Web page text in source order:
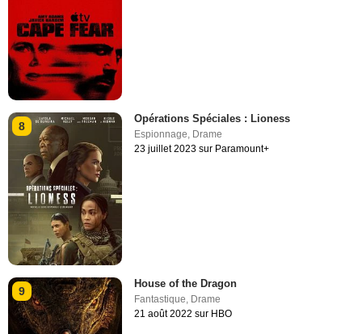
8
Opérations Spéciales : Lioness
Espionnage, Drame
23 juillet 2023 sur Paramount+
9
House of the Dragon
Fantastique Drame
21 août 2022 sur HBO